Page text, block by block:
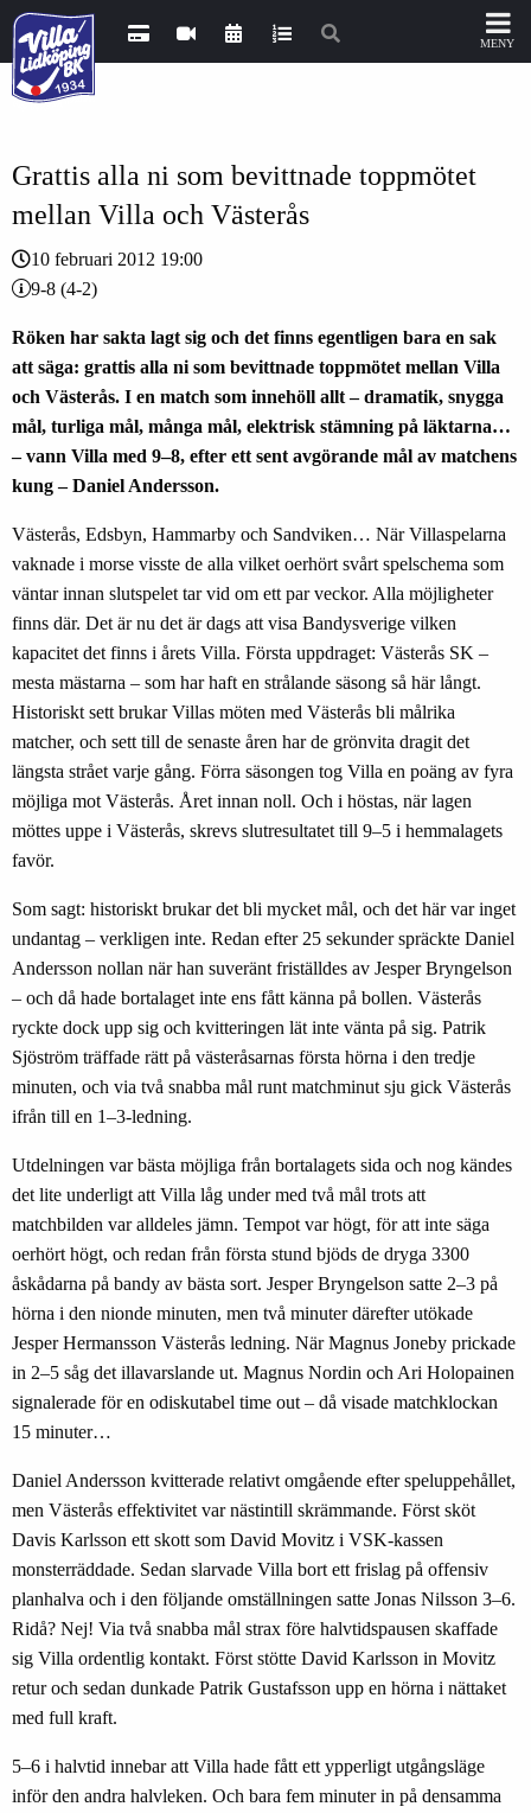
Grattis alla ni som bevittnade toppmötet
mellan Villa och Västerås
10 februari 2012 19:00
9-8 (4-2)
Röken har sakta lagt sig och det finns egentligen bara en sak
att säga: grattis alla ni som bevittnade toppmötet mellan Villa
och Västerås. I en match som innehöll allt – dramatik, snygga
mål, turliga mål, många mål, elektrisk stämning på läktarna…
– vann Villa med 9–8, efter ett sent avgörande mål av matchens
kung – Daniel Andersson.
Västerås, Edsbyn, Hammarby och Sandviken… När Villaspelarna
vaknade i morse visste de alla vilket oerhört svårt spelschema som
väntar innan slutspelet tar vid om ett par veckor. Alla möjligheter
finns där. Det är nu det är dags att visa Bandysverige vilken
kapacitet det finns i årets Villa. Första uppdraget: Västerås SK –
mesta mästarna – som har haft en strålande säsong så här långt.
Historiskt sett brukar Villas möten med Västerås bli målrika
matcher, och sett till de senaste åren har de grönvita dragit det
längsta strået varje gång. Förra säsongen tog Villa en poäng av fyra
möjliga mot Västerås. Året innan noll. Och i höstas, när lagen
möttes uppe i Västerås, skrevs slutresultatet till 9–5 i hemmalagets
favör.
Som sagt: historiskt brukar det bli mycket mål, och det här var inget
undantag – verkligen inte. Redan efter 25 sekunder spräckte Daniel
Andersson nollan när han suveränt friställdes av Jesper Bryngelson
– och då hade bortalaget inte ens fått känna på bollen. Västerås
ryckte dock upp sig och kvitteringen lät inte vänta på sig. Patrik
Sjöström träffade rätt på västeråsarnas första hörna i den tredje
minuten, och via två snabba mål runt matchminut sju gick Västerås
ifrån till en 1–3-ledning.
Utdelningen var bästa möjliga från bortalagets sida och nog kändes
det lite underligt att Villa låg under med två mål trots att
matchbilden var alldeles jämn. Tempot var högt, för att inte säga
oerhört högt, och redan från första stund bjöds de dryga 3300
åskådarna på bandy av bästa sort. Jesper Bryngelson satte 2–3 på
hörna i den nionde minuten, men två minuter därefter utökade
Jesper Hermansson Västerås ledning. När Magnus Joneby prickade
in 2–5 såg det illavarslande ut. Magnus Nordin och Ari Holopainen
signalerade för en odiskutabel time out – då visade matchklockan
15 minuter…
Daniel Andersson kvitterade relativt omgående efter speluppehållet,
men Västerås effektivitet var nästintill skrämmande. Först sköt
Davis Karlsson ett skott som David Movitz i VSK-kassen
monsterräddade. Sedan slarvade Villa bort ett frislag på offensiv
planhalva och i den följande omställningen satte Jonas Nilsson 3–6.
Ridå? Nej! Via två snabba mål strax före halvtidspausen skaffade
sig Villa ordentlig kontakt. Först stötte David Karlsson in Movitz
retur och sedan dunkade Patrik Gustafsson upp en hörna i nättaket
med full kraft.
5–6 i halvtid innebar att Villa hade fått ett ypperligt utgångsläge
inför den andra halvleken. Och bara fem minuter in på densamma